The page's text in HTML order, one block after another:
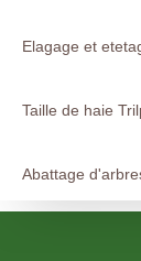
Elagage et
Taille de haie
Abattage